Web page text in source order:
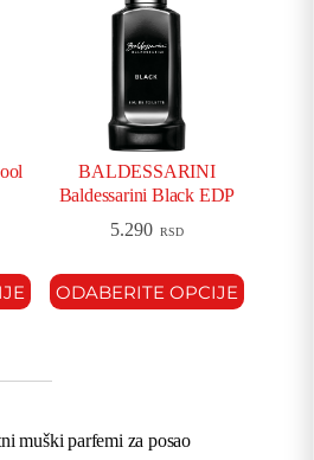
BALDESSARINI
Baldessarini Black EDP
5.290 RSD
ODABERITE OPCIJE
muški parfemi za posao